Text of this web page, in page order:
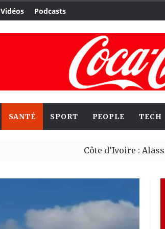
Vidéos Podcasts
SANTÉ SPORT PEOPLE TECH
Côte d’Ivoire : Alassane